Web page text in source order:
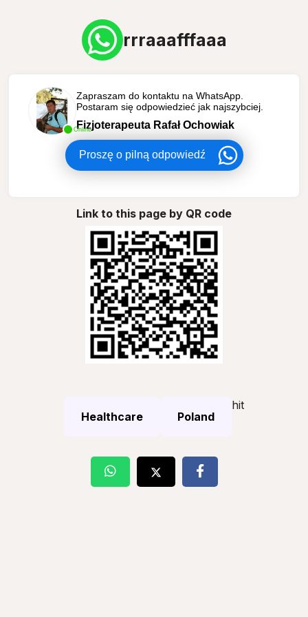
rrraaafffaaa
Online
Zapraszam do kontaktu na WhatsApp.
Postaram się odpowiedzieć jak najszybciej.
Fizjoterapeuta Rafał Ochowiak
Proszę o pilną odpowiedź
Link to this page by QR code
Healthcare Poland
hit